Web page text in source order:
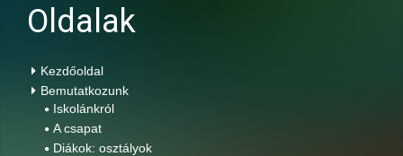
Oldalak
Kezdőoldal
Bemutatkozunk
Iskolánkról
A csapat
Diákok: osztályok